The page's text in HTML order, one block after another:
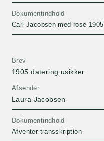
Dokumentindhold
Carl Jacobsen med rose 1905
Afsender
Laura Jacobsen
Brev
1905 datering usikker
Dokumentindhold
Afventer transskription